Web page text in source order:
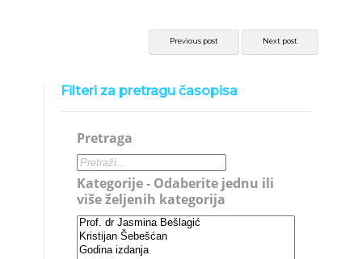
Previous post Next post
Filteri za pretragu časopisa
Pretraga
Kategorije - Odaberite jednu ili
više željenih kategorija